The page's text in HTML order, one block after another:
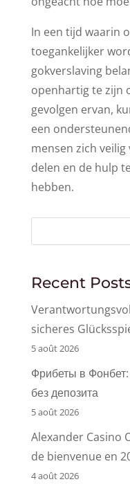
In een tijd waarin
toegankelijker
gokverslaving
openhartig te zijn
gevolgen ervan,
een
mensen zich
delen en de hulp
hebben.
Recent
sicheres
5 août 2026
Фрибеты в Фонбет:
без депозита
5 août 2026
Alexander Casino
de bienvenue en
4 août 2026